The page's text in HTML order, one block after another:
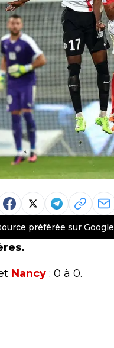
préférée sur Google
Nancy : 0 à 0.